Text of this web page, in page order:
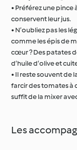
• Préférez une
conservent leur jus.
• N’oubliez pas les
comme les épis de
cœur ? Des patates
d’huile d’olive et
• Il reste souvent de
farcir des tomates à
suffit de la mixer
Les